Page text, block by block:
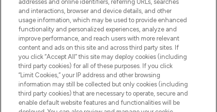
Cookie-toestemming
Do Not Sell or Share My Personal
Information
HELP & INFORMATIE
BEDRIJFSINFORMATIE
addresses and online identifiers, referring URLs, searches
and interactions, browser and device details, and other
usage information, which may be used to provide enhanced
functionality and personalized experiences, analyze and
improve performance, and reach users with more relevant
content and ads on this site and across third party sites. If
you click “Accept All” this site may deploy cookies (including
third party cookies) for all of these purposes. If you click
“Limit Cookies,” your IP address and other browsing
information may still be collected but only cookies (including
third party cookies) that are necessary to operate, secure and
enable default website features and functionalities will be